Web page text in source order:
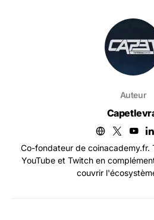
Auteur
Co-fondateur de coinacademy.fr.
YouTube et Twitch en
couvrir